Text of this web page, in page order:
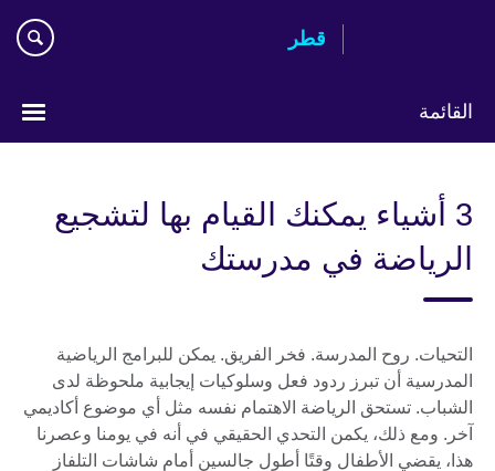
قطر
القائمة
3 أشياء يمكنك القيام بها لتشجيع
الرياضة في مدرستك
التحيات. روح المدرسة. فخر الفريق. يمكن للبرامج الرياضية
المدرسية أن تبرز ردود فعل وسلوكيات إيجابية ملحوظة لدى
الشباب. تستحق الرياضة الاهتمام نفسه مثل أي موضوع أكاديمي
آخر. ومع ذلك، يكمن التحدي الحقيقي في أنه في يومنا وعصرنا
هذا، يقضي الأطفال وقتًا أطول جالسين أمام شاشات التلفاز